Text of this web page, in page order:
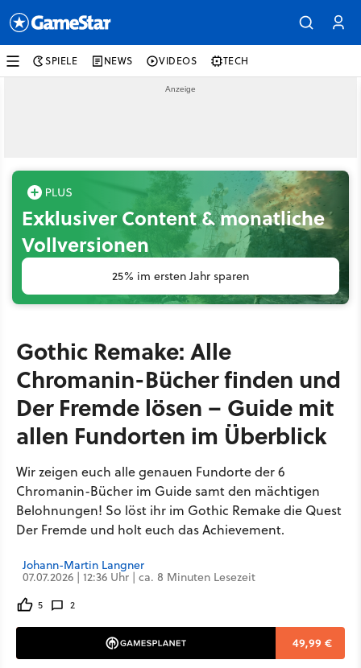
SPIELE NEWS VIDEOS TECH
Exklusiver Content & monatliche
Vollversionen
25% im ersten Jahr sparen
Gothic Remake: Alle
Chromanin-Bücher finden und
Der Fremde lösen – Guide mit
allen Fundorten im Überblick
Wir zeigen euch alle genauen Fundorte der 6
Chromanin-Bücher im Guide samt den mächtigen
Belohnungen! So löst ihr im Gothic Remake die Quest
Der Fremde und holt euch das Achievement.
Johann-Martin Langner
07.07.2026 | 12:36 Uhr | ca. 8 Minuten Lesezeit
5 2
49,99 €